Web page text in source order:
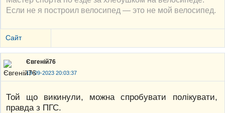
Если не я построил велосипед — это не мой велосипед.
Сайт
Євгеній76
19-09-2023 20:03:37
Той що викинули, можна спробувати полікувати,
правда з ПГС.